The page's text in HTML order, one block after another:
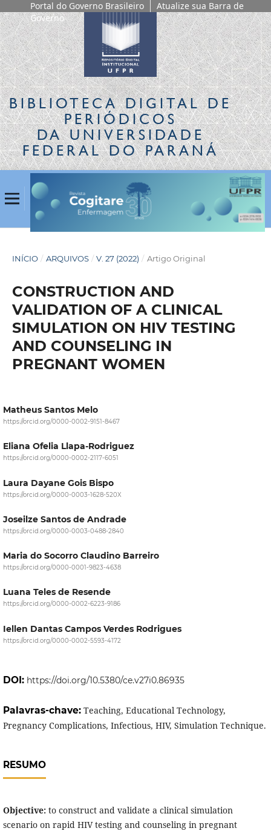
Portal do Governo Brasileiro
Atualize sua Barra de
Governo
BIBLIOTECA DIGITALDE
PERIÓDICOS
DA UNIVERSIDADE
FEDERAL DO PARANÁ
INÍCIO / ARQUIVOS / V. 27 (2022) / Artigo Original
CONSTRUCTION AND
VALIDATION OF A CLINICAL
SIMULATION ON HIV TESTING
AND COUNSELING IN
PREGNANT WOMEN
Matheus Santos Melo
https://orcid.org/0000-0002-9151-8467
Eliana Ofelia Llapa-Rodriguez
https://orcid.org/0000-0002-2117-6051
Laura Dayane Gois Bispo
https://orcid.org/0000-0003-1628-520X
Joseilze Santos de Andrade
https://orcid.org/0000-0003-0488-2840
Maria do Socorro Claudino Barreiro
https://orcid.org/0000-0001-9823-4638
Luana Teles de Resende
https://orcid.org/0000-0002-6223-9186
Iellen Dantas Campos Verdes Rodrigues
https://orcid.org/0000-0002-5593-4172
DOI: https://doi.org/10.5380/ce.v27i0.86935
Palavras-chave: Teaching, Educational Technology,
Pregnancy Complications, Infectious, HIV, Simulation Technique.
RESUMO
Objective:to construct and validate a clinical simulation
scenario on rapid HIV testing and counseling in pregnant